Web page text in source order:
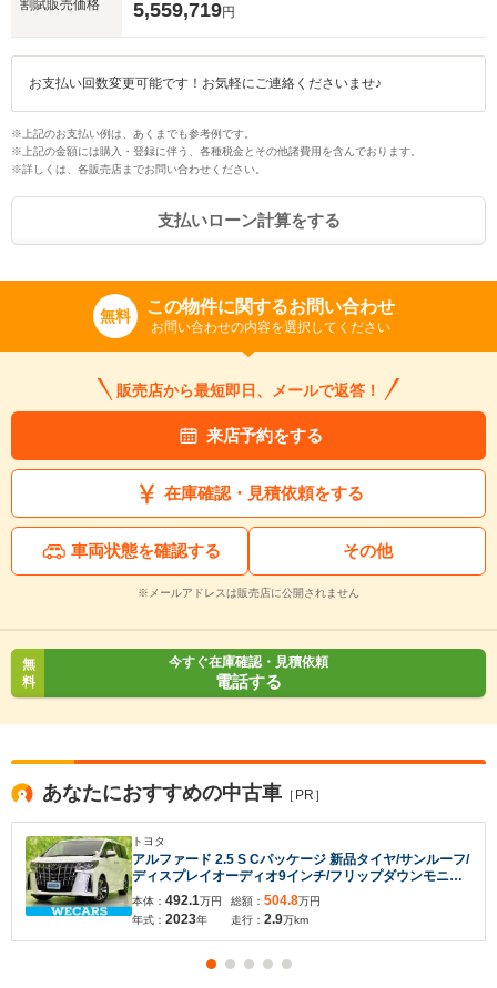
割賦販売価格 5,559,719円
お支払い回数変更可能です！お気軽にご連絡くださいませ♪
※上記のお支払い例は、あくまでも参考例です。
※上記の金額には購入・登録に伴う、各種税金とその他諸費用を含んでおります。
※詳しくは、各販売店までお問い合わせください。
支払いローン計算をする
無料 この物件に関するお問い合わせ
お問い合わせの内容を選択してください
販売店から最短即日、メールで返答！
来店予約をする
在庫確認・見積依頼をする
車両状態を確認する その他
※メールアドレスは販売店に公開されません
無
料
今すぐ在庫確認・見積依頼
電話する
あなたにおすすめの中古車 ［PR］
トヨタ
アルファード 2.5 S Cパッケージ 新品タイヤ/サンルーフ/
ディスプレイオーディオ9インチ/フリップダウンモニタ
ー 純正 12.8インチ/デジタルインナーミラー/両側電動ス
ライドドア/シート 合皮/電動バックドア
本体： 492.1万円
年式： 2023年
総額： 504.8万円
走行： 2.9万km